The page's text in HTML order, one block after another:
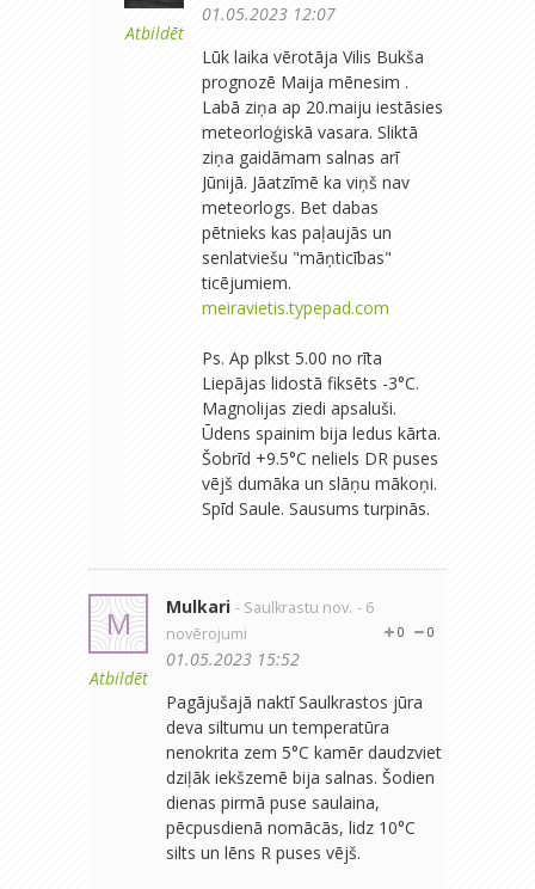
Atbildēt
01.05.2023 12:07
Lūk laika vērotāja Vilis Bukša
prognozē Maija mēnesim .
Labā ziņa ap 20.maiju iestāsies
meteorloģiskā vasara. Sliktā
ziņa gaidāmam salnas arī
Jūnijā. Jāatzīmē ka viņš nav
meteorlogs. Bet dabas
pētnieks kas paļaujās un
senlatviešu "māņticības"
ticējumiem.
meiravietis.typepad.com
Ps. Ap plkst 5.00 no rīta
Liepājas lidostā fiksēts -3°C.
Magnolijas ziedi apsaluši.
Ūdens spainim bija ledus kārta.
Šobrīd +9.5°C neliels DR puses
vējš dumāka un slāņu mākoņi.
Spīd Saule. Sausums turpinās.
M
Atbildēt
Mulkari - Saulkrastu nov. - 6
novērojumi
0
0
01.05.2023 15:52
Pagājušajā naktī Saulkrastos jūra
deva siltumu un temperatūra
nenokrita zem 5°C kamēr daudzviet
dziļāk iekšzemē bija salnas. Šodien
dienas pirmā puse saulaina,
pēcpusdienā nomācās, lidz 10°C
silts un lēns R puses vējš.